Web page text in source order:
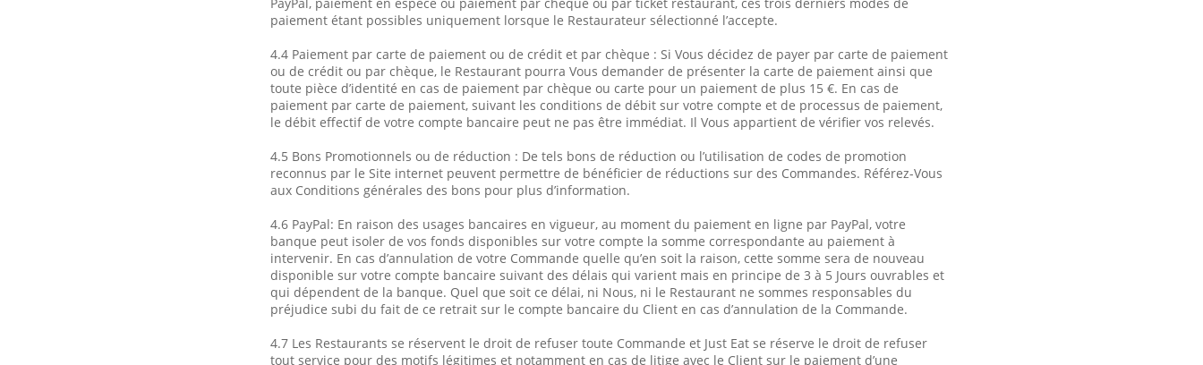
paiement étant possibles uniquement lorsque le Restaurateur sélectionné l’accepte.
4.4 Paiement par carte de paiement ou de crédit et par chèque : Si Vous décidez de payer par carte de paiement
ou de crédit ou par chèque, le Restaurant pourra Vous demander de présenter la carte de paiement ainsi que
toute pièce d’identité en cas de paiement par chèque ou carte pour un paiement de plus 15 €. En cas de
paiement par carte de paiement, suivant les conditions de débit sur votre compte et de processus de paiement,
le débit effectif de votre compte bancaire peut ne pas être immédiat. Il Vous appartient de vérifier vos relevés.
4.5 Bons Promotionnels ou de réduction : De tels bons de réduction ou l’utilisation de codes de promotion
reconnus par le Site internet peuvent permettre de bénéficier de réductions sur des Commandes. Référez-Vous
aux Conditions générales des bons pour plus d’information.
4.6 PayPal: En raison des usages bancaires en vigueur, au moment du paiement en ligne par PayPal, votre
banque peut isoler de vos fonds disponibles sur votre compte la somme correspondante au paiement à
intervenir. En cas d’annulation de votre Commande quelle qu’en soit la raison, cette somme sera de nouveau
disponible sur votre compte bancaire suivant des délais qui varient mais en principe de 3 à 5 Jours ouvrables et
qui dépendent de la banque. Quel que soit ce délai, ni Nous, ni le Restaurant ne sommes responsables du
préjudice subi du fait de ce retrait sur le compte bancaire du Client en cas d’annulation de la Commande.
4.7 Les Restaurants se réservent le droit de refuser toute Commande et Just Eat se réserve le droit de refuser
tout service pour des motifs légitimes et notamment en cas de litige avec le Client sur le paiement d’une